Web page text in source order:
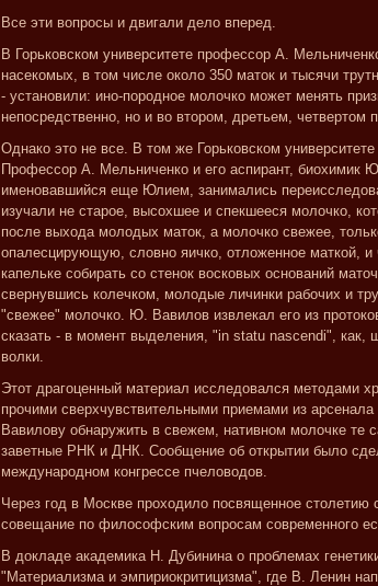
Все эти вопросы и двигали дело вперед.
В Горьковском университете профессор А.
насекомых, в том числе около 350 маток и тысячи
- установили: ино-породное молочко может менять
непосредственно, но и во втором, дретьем, четвертом
Однако это не все. В том же Горьковском
Профессор А. Мельниченко и его аспирант, биохимик
именовавшийся еще Юлием, занимались
изучали не старое, высохшее и спекшееся молочко,
после выхода молодых маток, а молочко свежее,
опалесцирующую, словно яичко, отложенное маткой, и
капельке собирать со стенок восковых оснований
свернувшись колечком, молодые личинки рабочих и
"свежее" молочко. Ю. Вавилов извлекал его из
сказать - в момент выделения, "in statu nascendi", как,
волки.
Этот драгоценный материал исследовался методами
прочими сверхчувствительными приемами из
Вавилову обнаружить в свежем, нативном молочке те
заветные РНК и ДНК. Сообщение об открытии было
международном конгрессе пчеловодов.
Через год в Москве проходило посвященное
совещание по философским вопросам современного
В докладе академика Н. Дубинина о проблемах
"Материализма и эмпириокритицизма", где В. Ленин